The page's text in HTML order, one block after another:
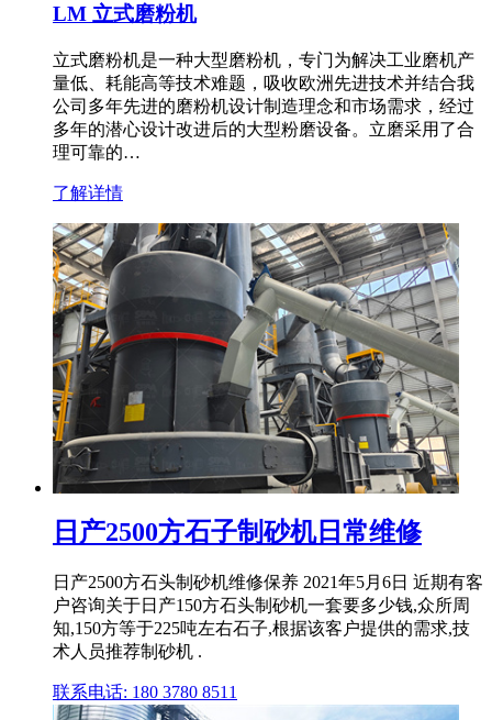
LM 立式磨粉机
立式磨粉机是一种大型磨粉机，专门为解决工业磨机产
量低、耗能高等技术难题，吸收欧洲先进技术并结合我
公司多年先进的磨粉机设计制造理念和市场需求，经过
多年的潜心设计改进后的大型粉磨设备。立磨采用了合
理可靠的…
了解详情
日产2500方石子制砂机日常维修
日产2500方石头制砂机维修保养 2021年5月6日 近期有客
户咨询关于日产150方石头制砂机一套要多少钱,众所周
知,150方等于225吨左右石子,根据该客户提供的需求,技
术人员推荐制砂机 .
联系电话: 180 3780 8511